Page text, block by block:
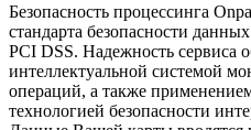
Безопасность процессинга
стандарта безопасности
PCI DSS. Надежность сервиса
интеллектуальной системой
операций, а также
технологией безопасности